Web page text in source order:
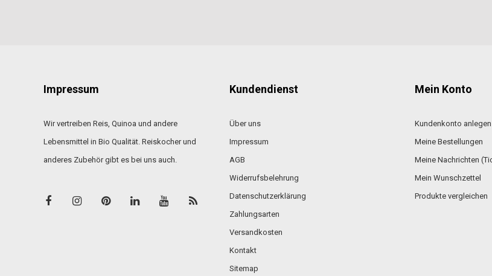
Impressum
Wir vertreiben Reis, Quinoa und andere
Lebensmittel in Bio Qualität. Reiskocher und
anderes Zubehör gibt es bei uns auch.
Kundendienst
Über uns
Impressum
AGB
Widerrufsbelehrung
Datenschutzerklärung
Zahlungsarten
Versandkosten
Kontakt
Sitemap
Mein Konto
Kundenkonto anlegen
Meine Bestellungen
Meine Nachrichten
Mein Wunschzettel
Produkte vergleichen